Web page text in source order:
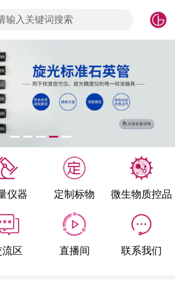
输入关键词搜索
仪器 定制标物 微生物质控品
区 直播间 联系我们
签到
控品